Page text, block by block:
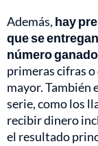
Además, hay
que se
número
primeras cifras
mayor. También
serie, como los
recibir dinero
el resultado